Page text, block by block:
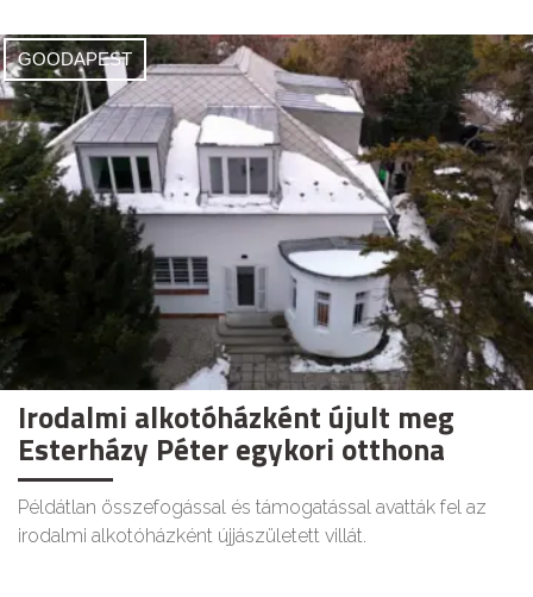
GOODAPEST
Irodalmi alkotóházként újult meg
Esterházy Péter egykori otthona
Példátlan összefogással és támogatással avatták fel az
irodalmi alkotóházként újjászületett villát.